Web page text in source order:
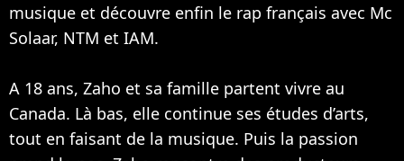
musique et découvre enfin le rap français avec Mc
Solaar, NTM et IAM.
A 18 ans, Zaho et sa famille partent vivre au
Canada. Là bas, elle continue ses études d’arts,
tout en faisant de la musique. Puis la passion